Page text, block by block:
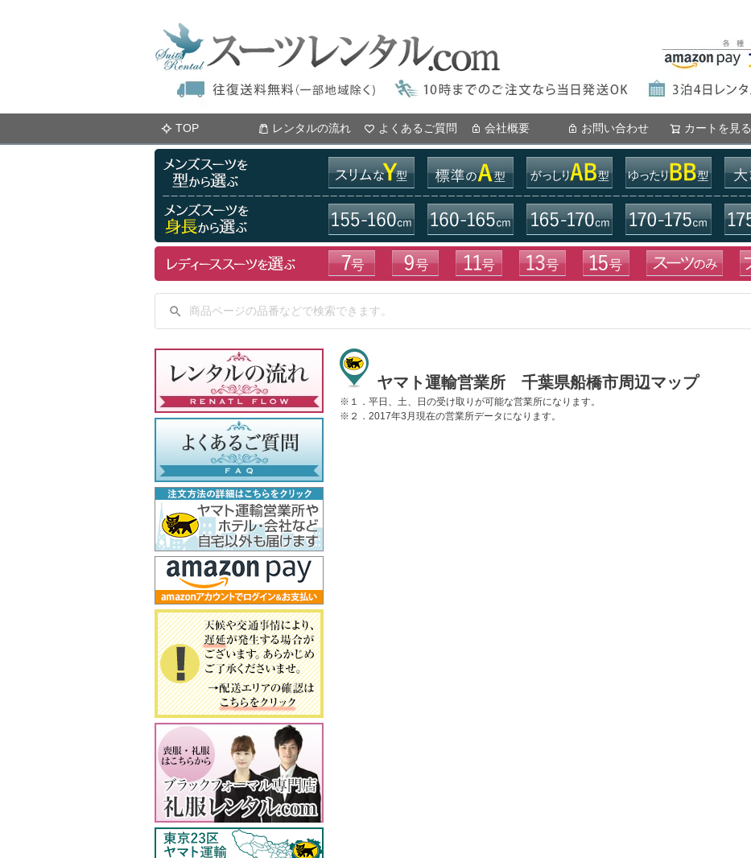
TOP レンタルの流れ よくあるご質問 会社概要 お問い合わせ カートを見る
ヤマト運輸営業所 千葉県船橋市周辺マップ
※１．平日、土、日の受け取りが可能な営業所になります。
※２．2017年3月現在の営業所データになります。